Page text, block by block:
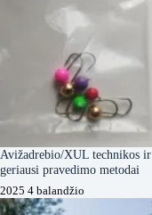
Avižadrebio/XUL technikos ir
geriausi pravedimo metodai
2025 4 balandžio